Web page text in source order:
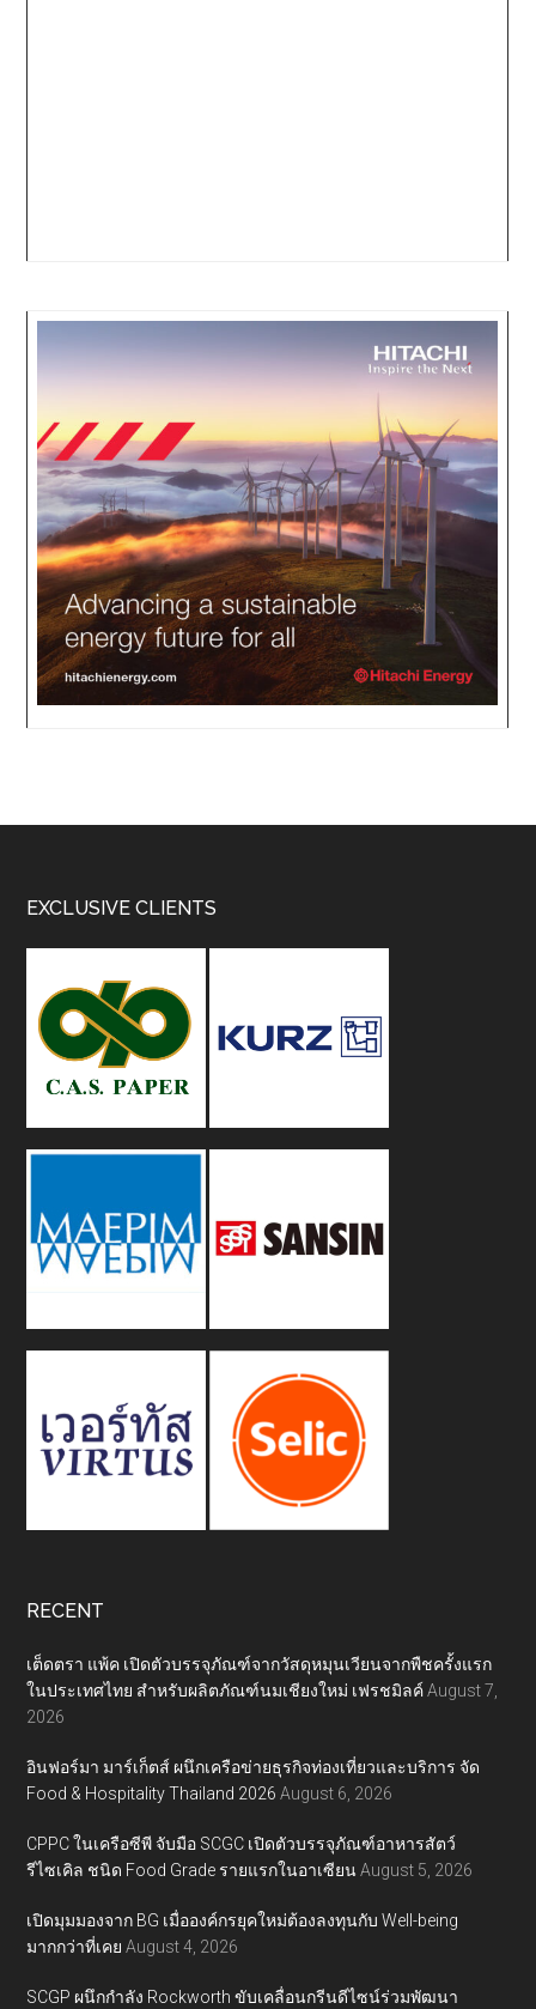
Footer
EXCLUSIVE CLIENTS
RECENT
เต็ดตรา แพ้ค เปิดตัวบรรจุภัณฑ์จากวัสดุหมุนเวียนจากพืชครั้งแรก
ในประเทศไทย สำหรับผลิตภัณฑ์นมเชียงใหม่ เฟรชมิลค์ August 7,
2026
อินฟอร์มา มาร์เก็ตส์ ผนึกเครือข่ายธุรกิจท่องเที่ยวและบริการ จัด
Food & Hospitality Thailand 2026 August 6, 2026
CPPC ในเครือซีพี จับมือ SCGC เปิดตัวบรรจุภัณฑ์อาหารสัตว์
รีไซเคิล ชนิด Food Grade รายแรกในอาเซียน August 5, 2026
เปิดมุมมองจาก BG เมื่อองค์กรยุคใหม่ต้องลงทุนกับ Well-being
มากกว่าที่เคย August 4, 2026
SCGP ผนึกกำลัง Rockworth ขับเคลื่อนกรีนดีไซน์ร่วมพัฒนา